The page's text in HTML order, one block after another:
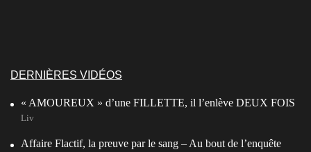
DERNIÈRES VIDÉOS
« AMOUREUX » d’une FILLETTE, il l’enlève DEUX FOIS
Liv
Affaire Flactif, la preuve par le sang – Au bout de l’enquête